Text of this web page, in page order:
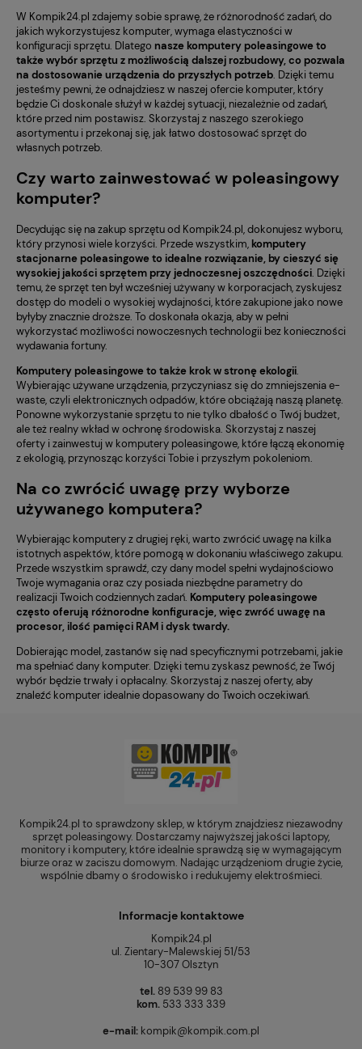
W Kompik24.pl zdajemy sobie sprawę, że różnorodność zadań, do
jakich wykorzystujesz komputer, wymaga elastyczności w
konfiguracji sprzętu. Dlatego nasze komputery poleasingowe to
także wybór sprzętu z możliwością dalszej rozbudowy, co pozwala
na dostosowanie urządzenia do przyszłych potrzeb. Dzięki temu
jesteśmy pewni, że odnajdziesz w naszej ofercie komputer, który
będzie Ci doskonale służył w każdej sytuacji, niezależnie od zadań,
które przed nim postawisz. Skorzystaj z naszego szerokiego
asortymentu i przekonaj się, jak łatwo dostosować sprzęt do
własnych potrzeb.
Czy warto zainwestować w poleasingowy
komputer?
Decydując się na zakup sprzętu od Kompik24.pl, dokonujesz wyboru,
który przynosi wiele korzyści. Przede wszystkim, komputery
stacjonarne poleasingowe to idealne rozwiązanie, by cieszyć się
wysokiej jakości sprzętem przy jednoczesnej oszczędności. Dzięki
temu, że sprzęt ten był wcześniej używany w korporacjach, zyskujesz
dostęp do modeli o wysokiej wydajności, które zakupione jako nowe
byłyby znacznie droższe. To doskonała okazja, aby w pełni
wykorzystać możliwości nowoczesnych technologii bez konieczności
wydawania fortuny.
Komputery poleasingowe to także krok w stronę ekologii.
Wybierając używane urządzenia, przyczyniasz się do zmniejszenia e-
waste, czyli elektronicznych odpadów, które obciążają naszą planetę.
Ponowne wykorzystanie sprzętu to nie tylko dbałość o Twój budżet,
ale też realny wkład w ochronę środowiska. Skorzystaj z naszej
oferty i zainwestuj w komputery poleasingowe, które łączą ekonomię
z ekologią, przynosząc korzyści Tobie i przyszłym pokoleniom.
Na co zwrócić uwagę przy wyborze
używanego komputera?
Wybierając komputery z drugiej ręki, warto zwrócić uwagę na kilka
istotnych aspektów, które pomogą w dokonaniu właściwego zakupu.
Przede wszystkim sprawdź, czy dany model spełni wydajnościowo
Twoje wymagania oraz czy posiada niezbędne parametry do
realizacji Twoich codziennych zadań. Komputery poleasingowe
często oferują różnorodne konfiguracje, więc zwróć uwagę na
procesor, ilość pamięci RAM i dysk twardy.
Dobierając model, zastanów się nad specyficznymi potrzebami, jakie
ma spełniać dany komputer. Dzięki temu zyskasz pewność, że Twój
wybór będzie trwały i opłacalny. Skorzystaj z naszej oferty, aby
znaleźć komputer idealnie dopasowany do Twoich oczekiwań.
Kompik24.pl to sprawdzony sklep, w którym znajdziesz niezawodny
sprzęt poleasingowy. Dostarczamy najwyższej jakości laptopy,
monitory i komputery, które idealnie sprawdzą się w wymagającym
biurze oraz w zaciszu domowym. Nadając urządzeniom drugie życie,
wspólnie dbamy o środowisko i redukujemy elektrośmieci.
Informacje kontaktowe
Kompik24.pl
ul. Zientary-Malewskiej 51/53
10-307 Olsztyn
tel. 89 539 99 83
kom. 533 333 339
e-mail: kompik@kompik.com.pl